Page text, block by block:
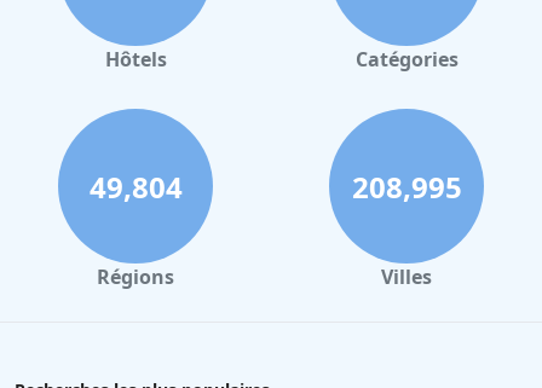
Hôtels Catégories
49,804
Régions
208,995
Villes